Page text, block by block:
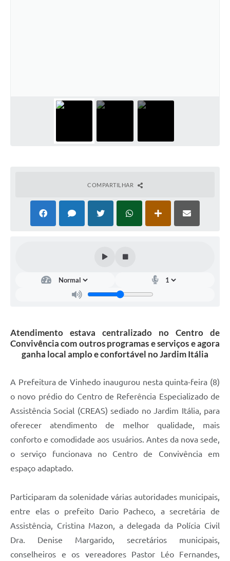
Associação dos Servidores Públicos Municipais de
Vinhedo
Arquivos para Download
Contas Públicas
Legislação
Serviços Online
COMPARTILHAR
Atendimento estava centralizado no Centro de
Convivência com outros programas e serviços e agora
ganha local amplo e confortável no Jardim Itália
A Prefeitura de Vinhedo inaugurou nesta quinta-feira (8)
o novo prédio do Centro de Referência Especializado de
Assistência Social (CREAS) sediado no Jardim Itália, para
oferecer atendimento de melhor qualidade, mais
conforto e comodidade aos usuários. Antes da nova sede,
o serviço funcionava no Centro de Convivência em
espaço adaptado.
Participaram da solenidade várias autoridades municipais,
entre elas o prefeito Dario Pacheco, a secretária de
Assistência, Cristina Mazon, a delegada da Polícia Civil
Dra. Denise Margarido, secretários municipais,
conselheiros e os vereadores Pastor Léo Fernandes,